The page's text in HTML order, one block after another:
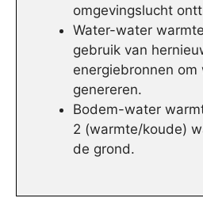
omgevingslucht
Water-water
gebruik van
energiebronnen om
genereren.
Bodem-water
2 (warmte/koude)
de grond.